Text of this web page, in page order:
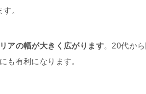
。
アの幅が大きく広がります。20代か
も有利になります。